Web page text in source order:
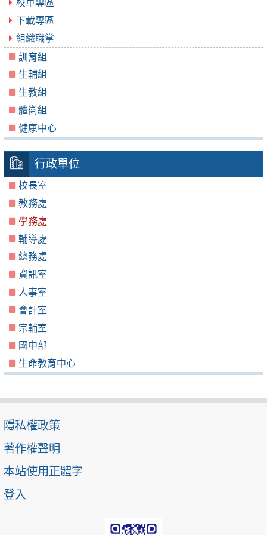
校車專區
下載專區
組織職掌
訓育組
生輔組
生教組
體衛組
健康中心
行政單位
校長室
教務處
學務處
輔導處
總務處
資訊室
人事室
會計室
宗輔室
國中部
生命教育中心
隱私權政策
著作權聲明
本站使用正體字
登入